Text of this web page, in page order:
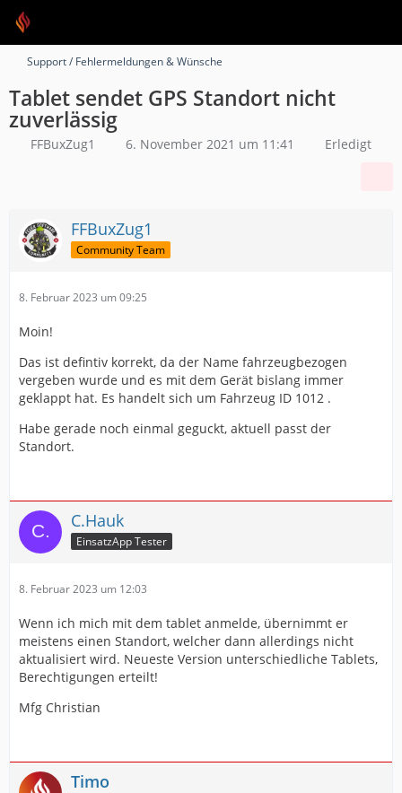
Support / Fehlermeldungen & Wünsche
Tablet sendet GPS Standort nicht
zuverlässig
FFBuxZug1 6. November 2021 um 11:41 Erledigt
FFBuxZug1
Community Team
8. Februar 2023 um 09:25
Moin!
Das ist defintiv korrekt, da der Name fahrzeugbezogen
vergeben wurde und es mit dem Gerät bislang immer
geklappt hat. Es handelt sich um Fahrzeug ID 1012 .
Habe gerade noch einmal geguckt, aktuell passt der
Standort.
C.Hauk
EinsatzApp Tester
8. Februar 2023 um 12:03
Wenn ich mich mit dem tablet anmelde, übernimmt er
meistens einen Standort, welcher dann allerdings nicht
aktualisiert wird. Neueste Version unterschiedliche Tablets,
Berechtigungen erteilt!
Mfg Christian
Timo